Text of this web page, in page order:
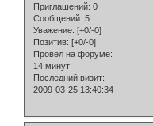
Приглашений: 0
Сообщений: 5
Уважение: [+0/-0]
Позитив: [+0/-0]
Провел на форуме:
14 минут
Последний визит:
2009-03-25 13:40:34